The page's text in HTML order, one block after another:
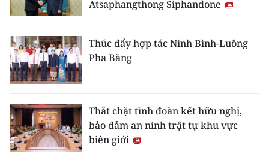
TIN MỚI
TIN ĐỊA PHƯƠNG
Trung du và miền núi phía Bắc
Bắc Trung Bộ
Duyên hải Nam Trung Bộ và Tây
Atsaphangthong Siphandone
Thúc đẩy hợp tác Ninh Bình-Luông
Pha Băng
Thắt chặt tình đoàn kết hữu nghị,
bảo đảm an ninh trật tự khu vực
biên giới